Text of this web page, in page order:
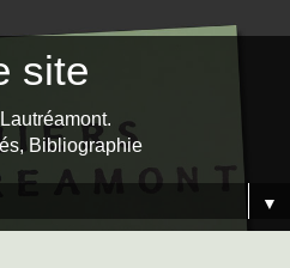
site
Bibliographie
▼